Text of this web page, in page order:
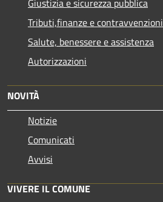
Tributi,finanze e contravvenzioni
Salute, benessere e assistenza
Autorizzazioni
NOVITÀ
Notizie
Comunicati
Avvisi
VIVERE IL COMUNE